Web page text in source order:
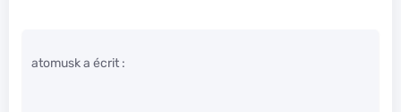
atomusk a écrit :